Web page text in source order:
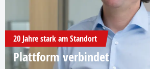
20 Jahre stark am Standort
Plattform verbindet